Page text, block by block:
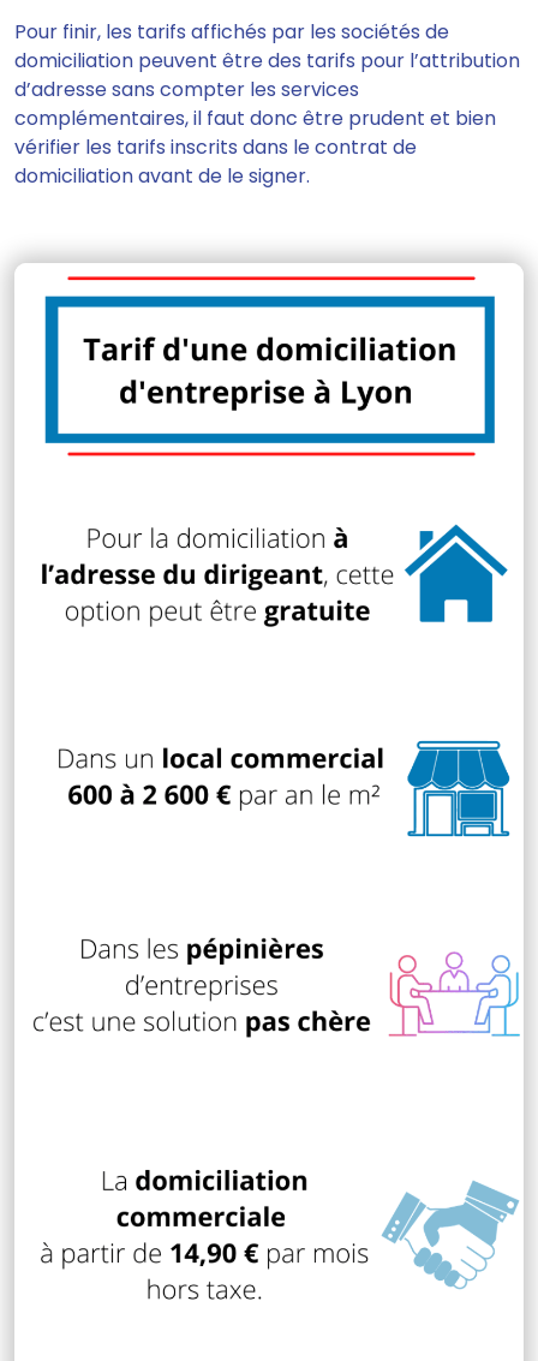
Pour finir, les tarifs affichés par les sociétés de
domiciliation peuvent être des tarifs pour l’attribution
d’adresse sans compter les services
complémentaires, il faut donc être prudent et bien
vérifier les tarifs inscrits dans le contrat de
domiciliation avant de le signer.